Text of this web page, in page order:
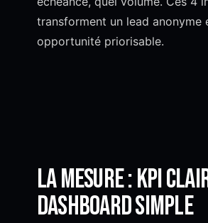
transforment un lead anonyme
opportunité priorisable.
La mesure : KPI
dashboard simple